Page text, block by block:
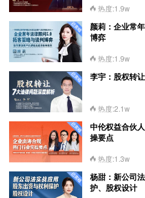
热度:1.9w
颜莉：企业常
博弈
热度:1.9w
李宇：股权转
热度:2.1w
中伦权益合伙
操要点
热度:1.3w
杨甜：新公司
护、股权设计